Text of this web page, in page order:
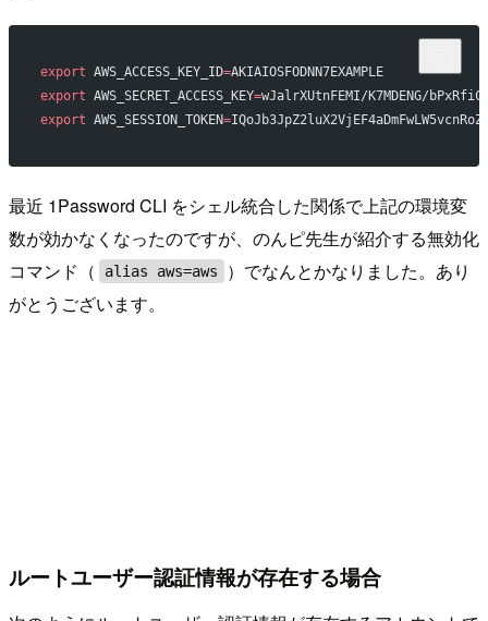
export AWS_ACCESS_KEY_ID=AKIAIOSFODNN7EXAMPLE
export AWS_SECRET_ACCESS_KEY=wJalrXUtnFEMI/K7MDENG/
export AWS_SESSION_TOKEN=
最近 1Password CLI をシェル統合した関係で上記の環境変
数が効かなくなったのですが、のんピ先生が紹介する無効化
コマンド（
alias aws=aws
）でなんとかなりました。あり
がとうございます。
ルートユーザー認証情報が存在する場合